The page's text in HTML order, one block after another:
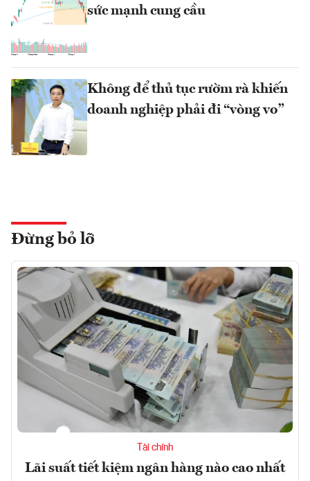
sức mạnh cung cầu
Không để thủ tục rườm rà khiến
doanh nghiệp phải đi “vòng vo”
Đừng bỏ lỡ
Tài chính
Lãi suất tiết kiệm ngân hàng nào cao nhất